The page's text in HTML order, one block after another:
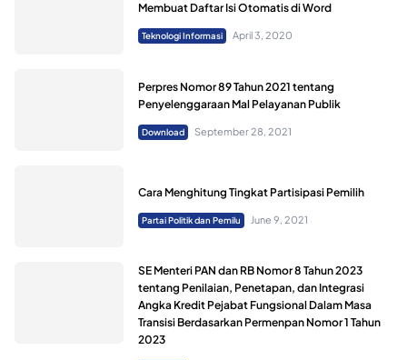
Membuat Daftar Isi Otomatis di Word
Teknologi Informasi April 3, 2020
Perpres Nomor 89 Tahun 2021 tentang
Penyelenggaraan Mal Pelayanan Publik
Download September 28, 2021
Cara Menghitung Tingkat Partisipasi Pemilih
Partai Politik dan Pemilu June 9, 2021
SE Menteri PAN dan RB Nomor 8 Tahun 2023
tentang Penilaian, Penetapan, dan Integrasi
Angka Kredit Pejabat Fungsional Dalam Masa
Transisi Berdasarkan Permenpan Nomor 1 Tahun
2023